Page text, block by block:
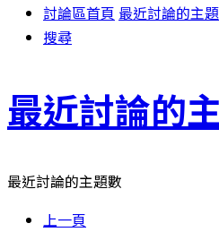
討論區首頁 最近討論的主題
搜尋
最近討論的
最近討論的主題數
上一頁